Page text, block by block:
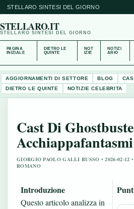
STELLARO SINTESI DEL GIORNO
STELLARO.IT
STELLARO SINTESI DEL GIORNO
PAGINA
INIZIALE
DIETRO LE
QUINTE
NOT
IZIE
NOTIZI
ARIO
AGGIORNAMENTI DI SETTORE BLOG
DIETRO LE QUINTE
NOTIZIE CELEBRITA
Cast Di
Acchiappafantasmi
GIORGIO PAOLO GALLI RUSSO • 2026-02-12
ROMANO
Introduzione
Questo articolo analizza in